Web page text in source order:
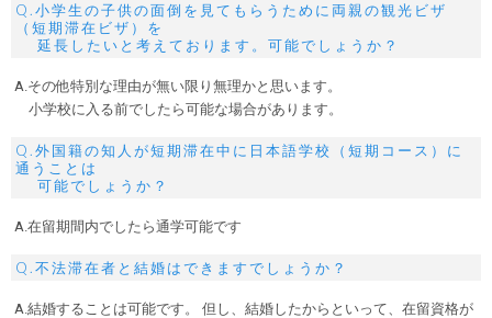
Q.小学生の子供の面倒を見てもらうために両親の観光ビザ
（短期滞在ビザ）を
延長したいと考えております。可能でしょうか？
A.その他特別な理由が無い限り無理かと思います。
小学校に入る前でしたら可能な場合があります。
Q.外国籍の知人が短期滞在中に日本語学校（短期コース）に
通うことは
可能でしょうか？
A.在留期間内でしたら通学可能です
Q.不法滞在者と結婚はできますでしょうか？
A.結婚することは可能です。 但し、結婚したからといって、在留資格が